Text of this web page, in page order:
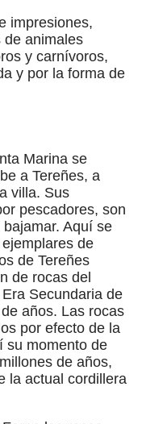
impresiones,
de animales
y carnívoros,
y por la forma de
Marina se
a Tereñes, a
villa. Sus
pescadores, son
Aquí se
de
de Tereñes
de rocas del
Secundaria de
años. Las rocas
por efecto de la
su momento de
de años,
la actual cordillera